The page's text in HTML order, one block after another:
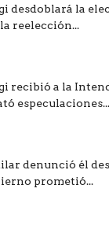
desdoblará la
reelección...
recibió a la
especulaciones...
denunció él
prometió...